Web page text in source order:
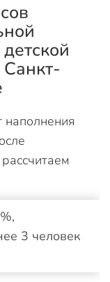
наполнения
3 человек